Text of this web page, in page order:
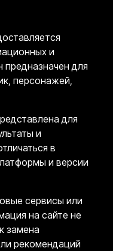
и
предназначен для
персонажей,
для
и
в
и версии
сервисы или
на сайте не
замена
рекомендаций